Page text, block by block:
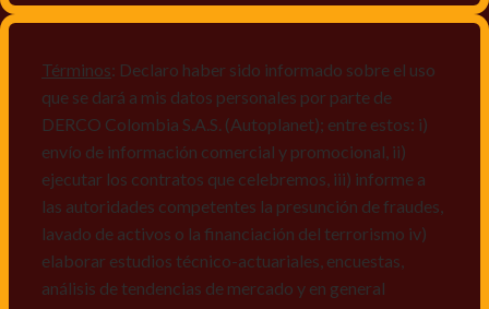
mismos, vi) crear bases de datos de acuerdo a las
características y perfiles de los titulares de Datos
Personales, v) encuestas de satisfacción, vi) reportes
recall.
Declaro que puedo acceder a la política de protección
de datos personales de Derco en la
direcciónwww.autoplanet.com.co, igualmente,
manifiesto que he sido informado sobre mis derechos
Términos: Declaro haber sido informado sobre el uso
que se dará a mis datos personales por parte de
DERCO Colombia S.A.S. (Autoplanet); entre estos: i)
envío de información comercial y promocional, ii)
ejecutar los contratos que celebremos, iii) informe a
las autoridades competentes la presunción de fraudes,
lavado de activos o la financiación del terrorismo iv)
elaborar estudios técnico-actuariales, encuestas,
análisis de tendencias de mercado y en general